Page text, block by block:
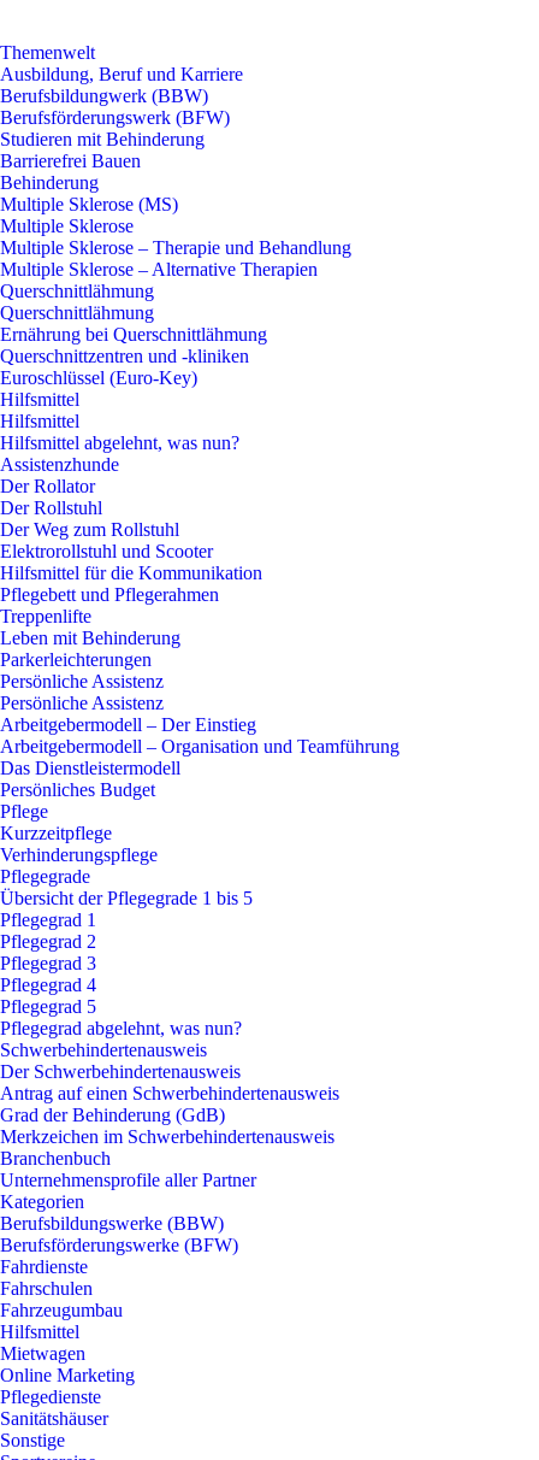
Themenwelt
Ausbildung, Beruf und Karriere
Berufsbildungwerk (BBW)
Berufsförderungswerk (BFW)
Studieren mit Behinderung
Barrierefrei Bauen
Behinderung
Multiple Sklerose (MS)
Multiple Sklerose
Multiple Sklerose – Therapie und Behandlung
Multiple Sklerose – Alternative Therapien
Querschnittlähmung
Querschnittlähmung
Ernährung bei Querschnittlähmung
Querschnittzentren und -kliniken
Euroschlüssel (Euro-Key)
Hilfsmittel
Hilfsmittel
Hilfsmittel abgelehnt, was nun?
Assistenzhunde
Der Rollator
Der Rollstuhl
Der Weg zum Rollstuhl
Elektrorollstuhl und Scooter
Hilfsmittel für die Kommunikation
Pflegebett und Pflegerahmen
Treppenlifte
Leben mit Behinderung
Parkerleichterungen
Persönliche Assistenz
Persönliche Assistenz
Arbeitgebermodell – Der Einstieg
Arbeitgebermodell – Organisation und Teamführung
Das Dienstleistermodell
Persönliches Budget
Pflege
Kurzzeitpflege
Verhinderungspflege
Pflegegrade
Übersicht der Pflegegrade 1 bis 5
Pflegegrad 1
Pflegegrad 2
Pflegegrad 3
Pflegegrad 4
Pflegegrad 5
Pflegegrad abgelehnt, was nun?
Schwerbehindertenausweis
Der Schwerbehindertenausweis
Antrag auf einen Schwerbehindertenausweis
Grad der Behinderung (GdB)
Merkzeichen im Schwerbehindertenausweis
Branchenbuch
Unternehmensprofile aller Partner
Kategorien
Berufsbildungswerke (BBW)
Berufsförderungswerke (BFW)
Fahrdienste
Fahrschulen
Fahrzeugumbau
Hilfsmittel
Mietwagen
Online Marketing
Pflegedienste
Sanitätshäuser
Sonstige